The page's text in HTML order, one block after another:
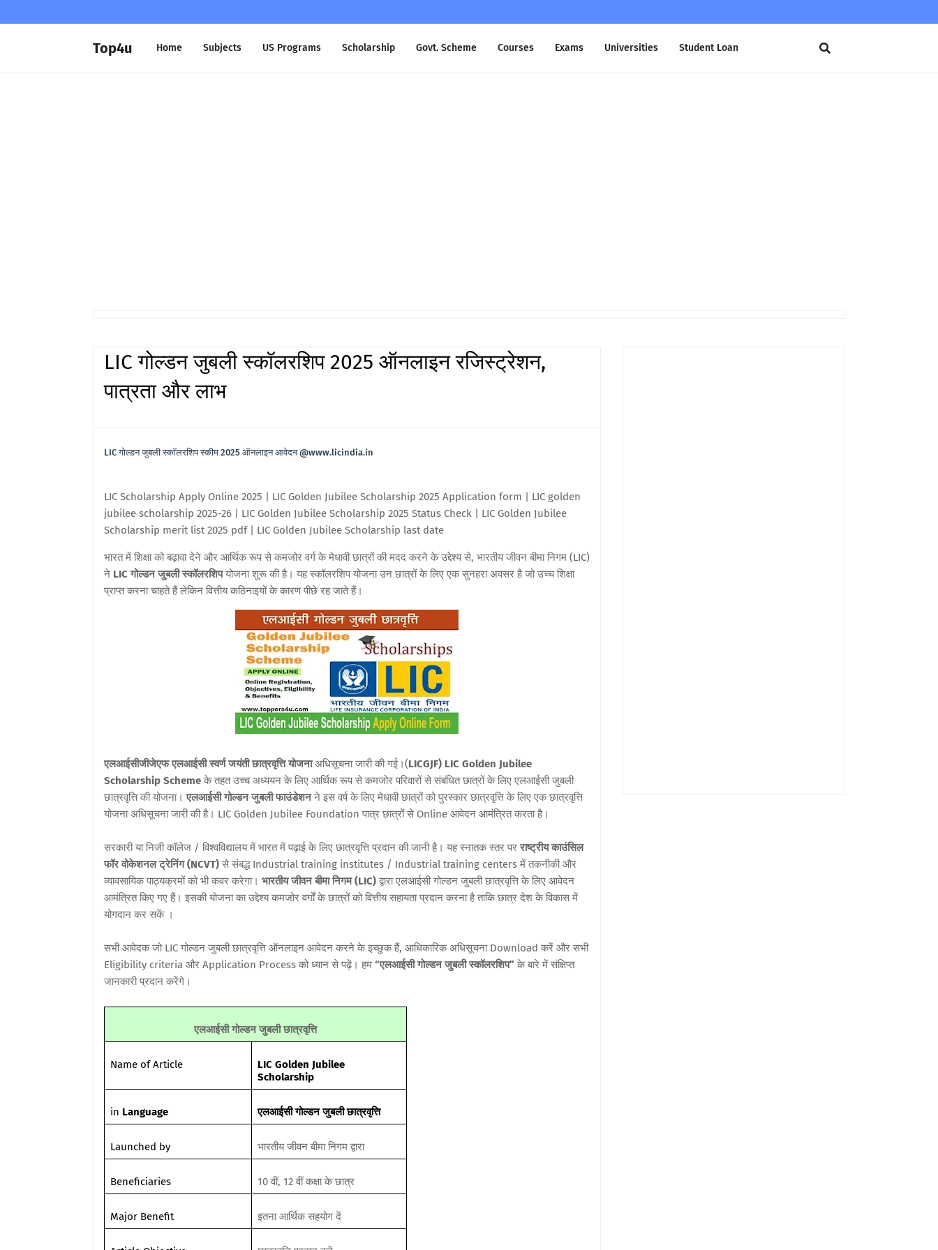
Top4u Home Subjects US Programs Scholarship Govt. Scheme Courses Exams Universities Student Loan
LIC गोल्डन जुबली स्कॉलरशिप 2025 ऑनलाइन रजिस्ट्रेशन,
पात्रता और लाभ
LIC गोल्डन जुबली स्कॉलरशिप स्कीम 2025 ऑनलाइन आवेदन @www.licindia.in
LIC Scholarship Apply Online 2025 | LIC Golden Jubilee Scholarship 2025 Application form | LIC golden
jubilee scholarship 2025-26 | LIC Golden Jubilee Scholarship 2025 Status Check | LIC Golden Jubilee
Scholarship merit list 2025 pdf | LIC Golden Jubilee Scholarship last date
भारत में शिक्षा को बढ़ावा देने और आर्थिक रूप से कमजोर वर्ग के मेधावी छात्रों की मदद करने के उद्देश्य से, भारतीय जीवन बीमा निगम (LIC)
ने LIC गोल्डन जुबली स्कॉलरशिपयोजना शुरू की है। यह स्कॉलरशिप योजना उन छात्रों के लिए एक सुनहरा अवसर है जो उच्च शिक्षा
प्राप्त करना चाहते हैं लेकिन वित्तीय कठिनाइयों के कारण पीछे रह जाते हैं।
एलआईसीजीजेएफ एलआईसी स्वर्ण जयंती छात्रवृत्ति योजनाअधिसूचना जारी की गई ।(LICGJF) LIC Golden Jubilee
Scholarship Scheme के तहत उच्च अध्ययन के लिए आर्थिक रूप से कमजोर परिवारों से संबंधित छात्रों के लिए एलआईसी जुबली
छात्रवृत्ति की योजना। एलआईसी गोल्डन जुबली फाउंडेशनने इस वर्ष के लिए मेधावी छात्रों को पुरस्कार छात्रवृत्ति के लिए एक छात्रवृत्ति
योजना अधिसूचना जारी की है। LIC Golden Jubilee Foundation पात्र छात्रों से Online आवेदन आमंत्रित करता है।
सरकारी या निजी कॉलेज / विश्वविद्यालय में भारत में पढ़ाई के लिए छात्रवृत्ति प्रदान की जानी है। यह स्नातक स्तर पर राष्ट्रीय काउंसिल
फॉर वोकेशनल ट्रेनिंग (NCVT) से संबद्ध Industrial training institutes / Industrial training centers में तकनीकी और
व्यावसायिक पाठ्यक्रमों को भी कवर करेगा। भारतीय जीवन बीमा निगम (LIC) द्वारा एलआईसी गोल्डन जुबली छात्रवृत्ति के लिए आवेदन
आमंत्रित किए गए हैं। इसकी योजना का उद्देश्य कमजोर वर्गों के छात्रों को वित्तीय सहायता प्रदान करना है ताकि छात्र देश के विकास में
योगदान कर सकें ।
सभी आवेदक जो LIC गोल्डन जुबली छात्रवृत्ति ऑनलाइन आवेदन करने के इच्छुक हैं, आधिकारिक अधिसूचना Download करें और सभी
Eligibility criteria और Application Process को ध्यान से पढ़ें। हम “एलआईसी गोल्डन जुबली स्कॉलरशिप” के बारे में संक्षिप्त
जानकारी प्रदान करेंगे।
एलआईसी गोल्डन जुबली छात्रवृत्ति
Name of Article
LIC Golden Jubilee
Scholarship
in Language एलआईसी गोल्डन जुबली छात्रवृत्ति
Launched by भारतीय जीवन बीमा निगम द्वारा
Beneficiaries 10 वीं, 12 वीं कक्षा के छात्र
Major Benefit इतना आर्थिक सहयोग दें